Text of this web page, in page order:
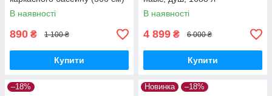
В наявності
890 ₴ 1 100 ₴
Купити
В наявності
4 899 ₴ 6 000 ₴
Купити
–18% Новинка –18%